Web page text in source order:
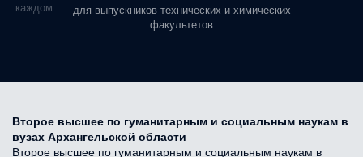
в каждом
для выпускников технических и химических
факультетов
Второе высшее по гуманитарным и социальным наукам в
вузах Архангельской области
Второе высшее по гуманитарным и социальным наукам в